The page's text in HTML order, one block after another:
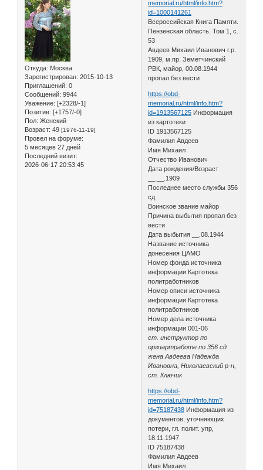
Откуда: Москва
Зарегистрирован: 2015-10-13
Приглашений: 0
Сообщений: 9944
Уважение: [+2328/-1]
Позитив: [+1757/-0]
Пол: Женский
Возраст: 49 [1976-11-19]
Провел на форуме:
5 месяцев 27 дней
Последний визит:
2026-06-17 20:53:45
memorial.ru/html/info.htm?
id=1000141261
Всероссийская Книга Памяти.
Пензенская область. Том 1, с.
53
Авдеев Михаил Иванович г.р.
1909, м.пр. Земетчинский
РВК, майор, 00.08.1944
пропал без вести
https://obd-
memorial.ru/html/info.htm?
id=1913567125 Информация
из картотеки
ID 1913567125
Фамилия Авдеев
Имя Михаил
Отчество Иванович
Дата рождения/Возраст
__.__.1909
Последнее место службы 356
сд
Воинское звание майор
Причина выбытия пропал без
вести
Дата выбытия __.08.1944
Название источника
донесения ЦАМО
Номер фонда источника
информации Картотека
политработников
Номер описи источника
информации Картотека
политработников
Номер дела источника
информации 001-06
ст. инструктор по
оргпартработе по 356 сд
жена Авдеева Надежда
Ивановна, Николаевский р-н,
ст. Ключик
https://obd-
memorial.ru/html/info.htm?
id=75187438 Информация из
документов, уточняющих
потери, гл. полит. упр,
18.11.1947
ID 75187438
Фамилия Авдеев
Имя Михаил